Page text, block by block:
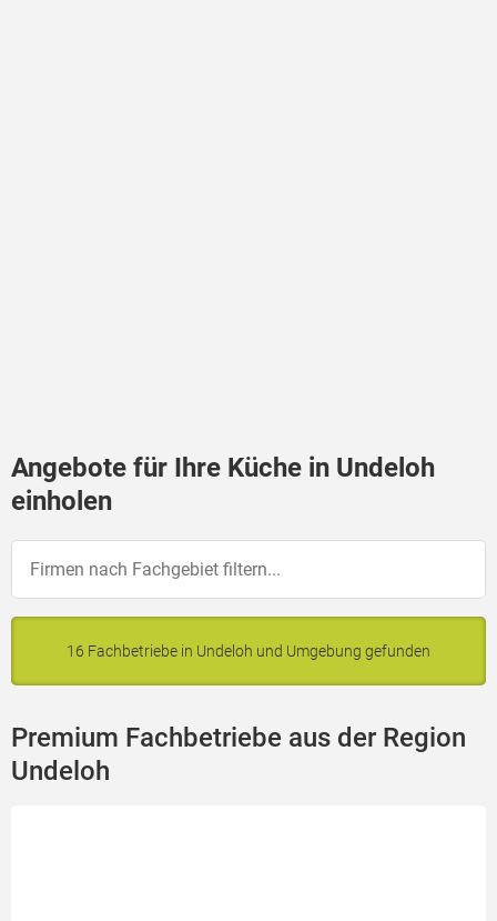
Angebote für Ihre Küche in Undeloh
einholen
16 Fachbetriebe in Undeloh und Umgebung gefunden
Premium Fachbetriebe aus der Region
Undeloh